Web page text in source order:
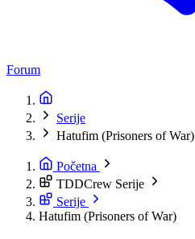
Forum
Serije
Hatufim (Prisoners of War)
Početna
TDDCrew Serije
Serije
Hatufim (Prisoners of War)